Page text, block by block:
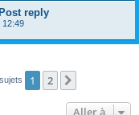
reply
12:49
1 2
Aller à